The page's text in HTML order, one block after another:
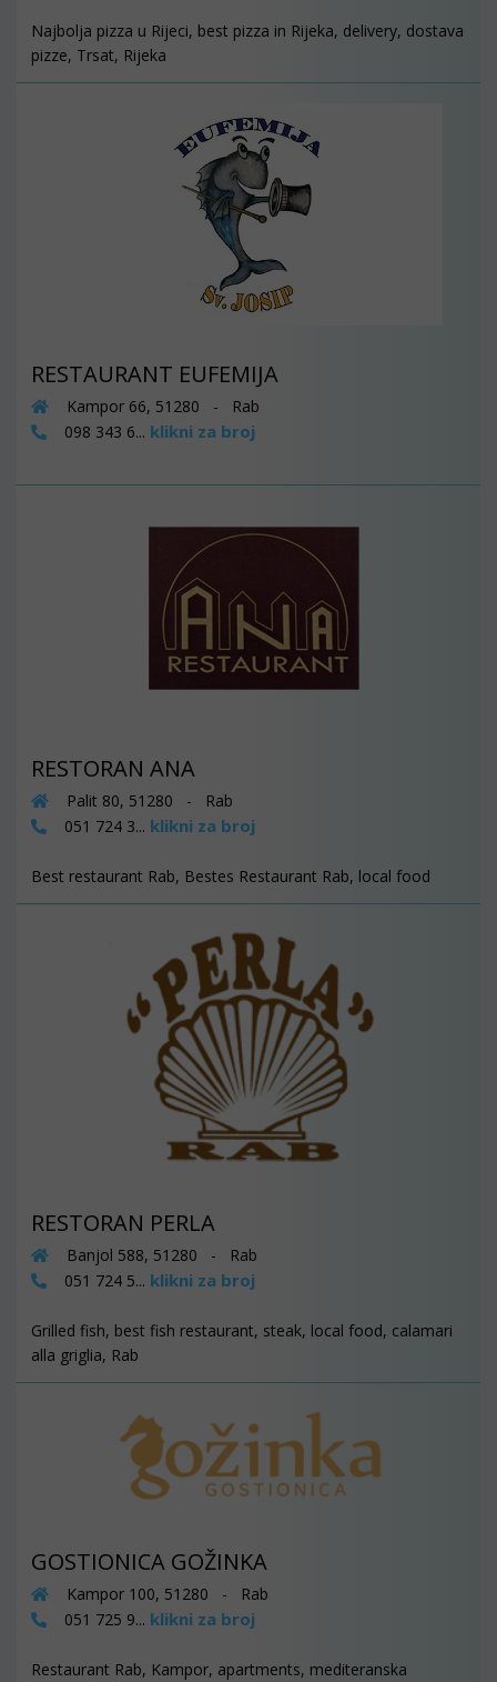
Najbolja pizza u Rijeci, best pizza in Rijeka, delivery, dostava
pizze, Trsat, Rijeka
RESTAURANT EUFEMIJA
Kampor 66, 51280 - Rab
098 343 6... klikni za broj
RESTORAN ANA
Palit 80, 51280 - Rab
051 724 3... klikni za broj
Best restaurant Rab, Bestes Restaurant Rab, local food
RESTORAN PERLA
Banjol 588, 51280 - Rab
051 724 5... klikni za broj
Grilled fish, best fish restaurant, steak, local food, calamari
alla griglia, Rab
GOSTIONICA GOŽINKA
Kampor 100, 51280 - Rab
051 725 9... klikni za broj
Restaurant Rab, Kampor, apartments, mediteranska